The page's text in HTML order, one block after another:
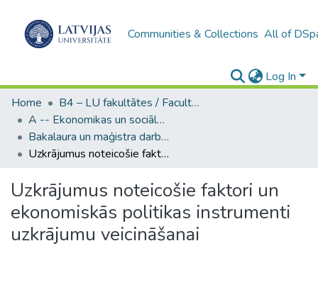
Communities & Collections All of
Log In
Home
B4 – LU fakultātes / Faculties of the UL
A -- Ekonomikas un sociālo zinātņu fakultāte / Faculty of Economics and Social Sciences
Bakalaura un maģistra darbi (ESZF) / Bachelor's and Master's theses
Uzkrājumus noteicošie faktori un ekonomiskās politikas instrumenti uzkrājumu veicināšanai
Uzkrājumus noteicošie faktori un
ekonomiskās politikas instrumenti
uzkrājumu veicināšanai